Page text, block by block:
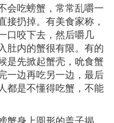
会吃螃蟹，常常乱嚼一
接扔掉。有美食家称，
口咬下去，然后嚼几
肚内的蟹很有限。有的
是先掀起蟹壳，吮食蟹
一边再吃另一边，最后
都是不懂得吃蟹，不能